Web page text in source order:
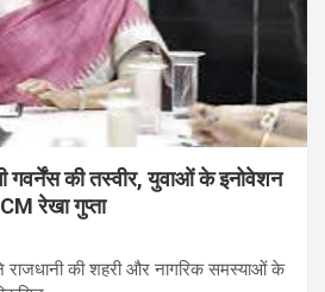
गवर्नेंस की तस्वीर, युवाओं के इनोवेशन
रेखा गुप्ता
राजधानी की शहरी और नागरिक समस्याओं के